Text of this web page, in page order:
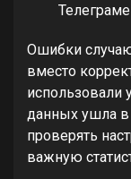
Ошибки
вместо
использовали
данных ушла в
проверять
важную